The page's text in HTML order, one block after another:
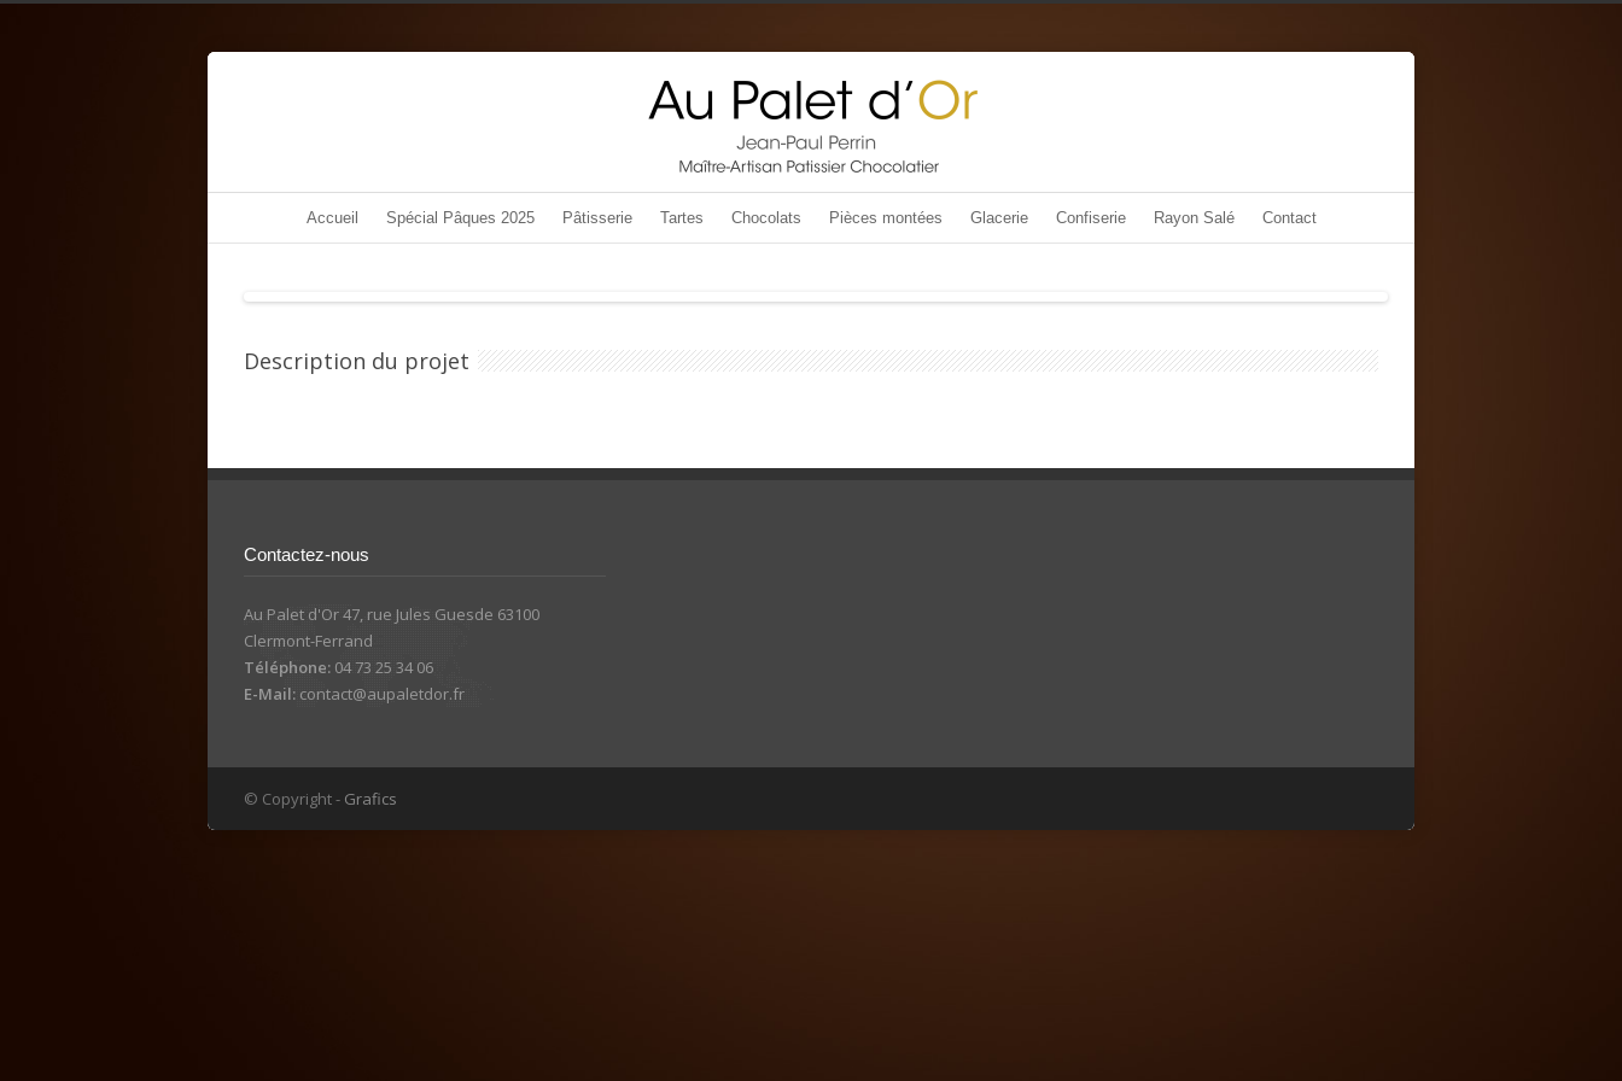
Accueil Spécial Pâques 2025 Pâtisserie Tartes Chocolats Pièces montées Glacerie Confiserie Rayon Salé Contact
Description du projet
Contactez-nous
Au Palet d'Or 47, rue Jules Guesde 63100
Clermont-Ferrand
Téléphone: 04 73 25 34 06
E-Mail: contact@aupaletdor.fr
© Copyright - Grafics